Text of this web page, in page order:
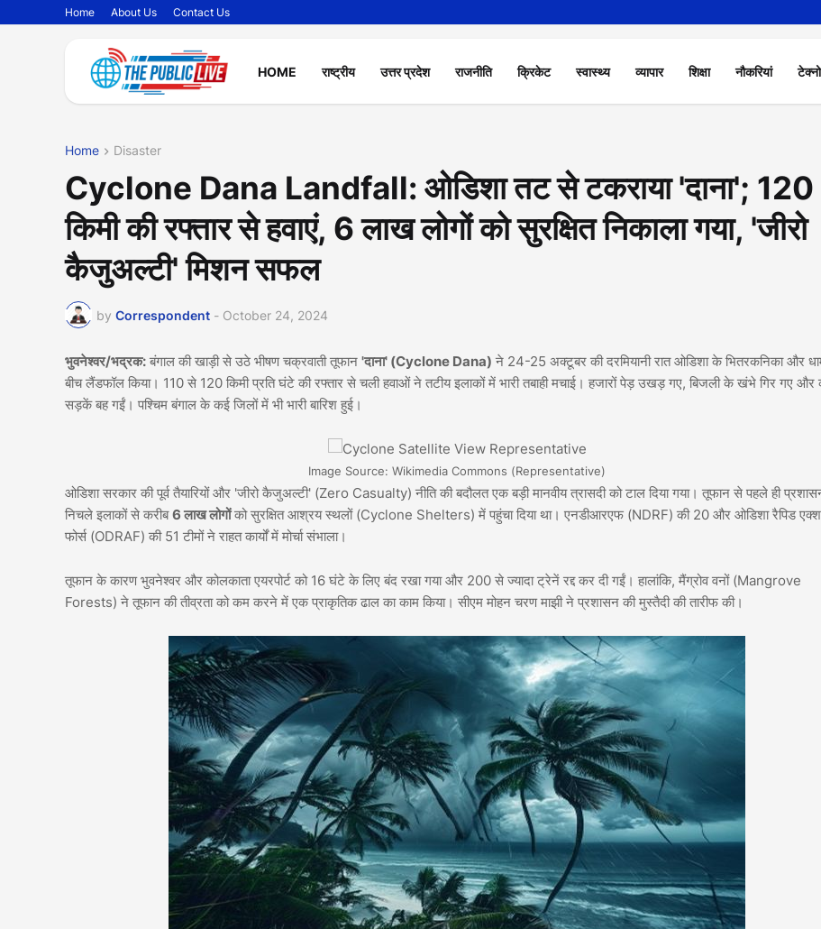
Home About Us Contact Us
HOME राष्ट्रीय उत्तर प्रदेश राजनीति क्रिकेट स्वास्थ्य व्यापार शिक्षा नौकरियां
Home Disaster
Cyclone Dana Landfall: ओडिशा तट से टकराया 'दाना'; 120
किमी की रफ्तार से हवाएं, 6 लाख लोगों को सुरक्षित निकाला गया, 'जीरो
कैजुअल्टी' मिशन सफल
by Correspondent - October 24, 2024
भुवनेश्वर/भद्रक: बंगाल की खाड़ी से उठे भीषण चक्रवाती तूफान 'दाना' (Cyclone Dana) ने 24-25 अक्टूबर की दरमियानी रात ओडिशा के भितरकनिका और
बीच लैंडफॉल किया। 110 से 120 किमी प्रति घंटे की रफ्तार से चली हवाओं ने तटीय इलाकों में भारी तबाही मचाई। हजारों पेड़ उखड़ गए, बिजली के खंभे गिर गए और
सड़कें बह गईं। पश्चिम बंगाल के कई जिलों में भी भारी बारिश हुई।
Image Source: Wikimedia Commons (Representative)
ओडिशा सरकार की पूर्व तैयारियों और 'जीरो कैजुअल्टी' (Zero Casualty) नीति की बदौलत एक बड़ी मानवीय त्रासदी को टाल दिया गया। तूफान से पहले ही
निचले इलाकों से करीब6 लाख लोगोंको सुरक्षित आश्रय स्थलों (Cyclone Shelters) में पहुंचा दिया था। एनडीआरएफ (NDRF) की 20 और ओडिशा रैपिड
फोर्स (ODRAF) की 51 टीमों ने राहत कार्यों में मोर्चा संभाला।
तूफान के कारण भुवनेश्वर और कोलकाता एयरपोर्ट को 16 घंटे के लिए बंद रखा गया और 200 से ज्यादा ट्रेनें रद्द कर दी गईं। हालांकि, मैंग्रोव वनों (Mangrove
Forests) ने तूफान की तीव्रता को कम करने में एक प्राकृतिक ढाल का काम किया। सीएम मोहन चरण माझी ने प्रशासन की मुस्तैदी की तारीफ की।